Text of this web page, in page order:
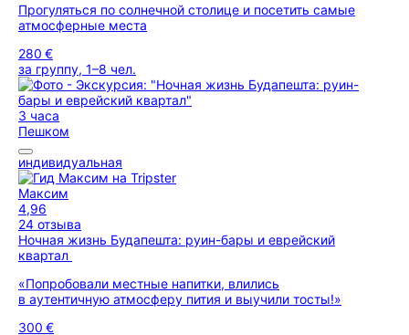
Прогуляться по солнечной столице и посетить самые
атмосферные места
280 €
за группу, 1–8 чел.
3 часа
Пешком
индивидуальная
Максим
4,96
24 отзыва
Ночная жизнь Будапешта: руин-бары и еврейский
квартал
«Попробовали местные напитки, влились
в аутентичную атмосферу пития и выучили тосты!»
300 €